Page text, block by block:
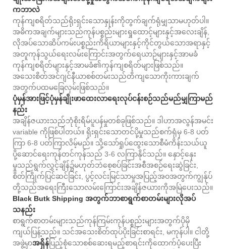
ကဘာလဲ
ကုန်ကျစရိတ်သည်ရိုးရှင်းသောနှုန်းကိုတွက်ချက်ရုံမျှသာမဟုတ်ပါ။
အဓိကအချက်များသည်ကုန်ပစ္စည်းများရှုထောင့်များနှင့်အလေးချိန်,
လိုအပ်သောဆိပ်ကမ်းပစ္စည်းကိရိယာများနှင့်ကိုင်တွယ်သောအရာနှင့်
အတူကုန်သွယ်ရေးလမ်းကြောင်းအတွက်ရေယာဉ်များနှင့်အာမခံ
ကုန်ကျစရိတ်များနှင့်အာမခံ၏ကုန်ကျစရိတ်များဖြစ်သည်။
အသေးစိတ်အင်ဂျင်နီယာစစ်တမ်းသည်တိကျသောကိုးကားချက်
အတွက်ပထမခြေလှမ်းဖြစ်သည်။
ပုံမှန်အားဖြင့်ပုံမှန်ချိုးဖာထေးလာရေးလုပ်ငန်းစဉ်သည်မည်မျှကြာမည်
နည်း
အချိန်ဇယားသည်ဘုံစိုးရိမ်ပူပန်မှုတစ်ခုဖြစ်သည်။ ဒါဟာအလွန်အမင်း
variable ကိုဖြစ်ပါတယ်။ ရိုးရှင်းသောတင်ပို့မှုသည်စက်ရုံမှ 6-8 ပတ်
ကြာ 6-8 ပတ်ကြာလိမ့်မည်။ သို့သော်ရှုပ်ထွေးသောစီမံကိန်းသယ်ယူ
ပို့ဆောင်ရေးကုန်တင်ကုန်သည် 3-6 လကြာနိုင်သည်။ နှောင့်နှေး
မှုသည်ရွက်လွှင့်ချိန်၌မဟုတ်ဘဲစေ့စပ်ခြင်းအစီအစဉ်ရေးဆွဲခြင်း,
စိတ်ကြိုက်ပြင်ဆင်ခြင်း, ပွင့်လင်းမြင်သာမှုအပြည့်အဝအတွက်ကျွန်ုပ်
တို့သည်အရေးကြီးသောလမ်းကြောင်းအချိန်ဇယားကိုအမြဲပေးသည်။
Black Butk Shipping အတွက်ဘာစာရွက်စာတမ်းများလိုအပ်
သနည်း
စာရွက်စာတမ်းများသည်ကုန်ကြမ်းကုန်ပစ္စည်းများအတွက်ပိုမို
ကျယ်ပြန့်သည်။ သင်အသေးစိတ်ထုပ်ပိုးခြင်းစာရင်း, မကုန်ပါ။ ငါတို့
အဖွဲ့မှာအရှိန်ပြည့်စုံသောစစ်ဆေးရမည့်စာရင်းကိုထောက်ပံ့ပေးပြီး